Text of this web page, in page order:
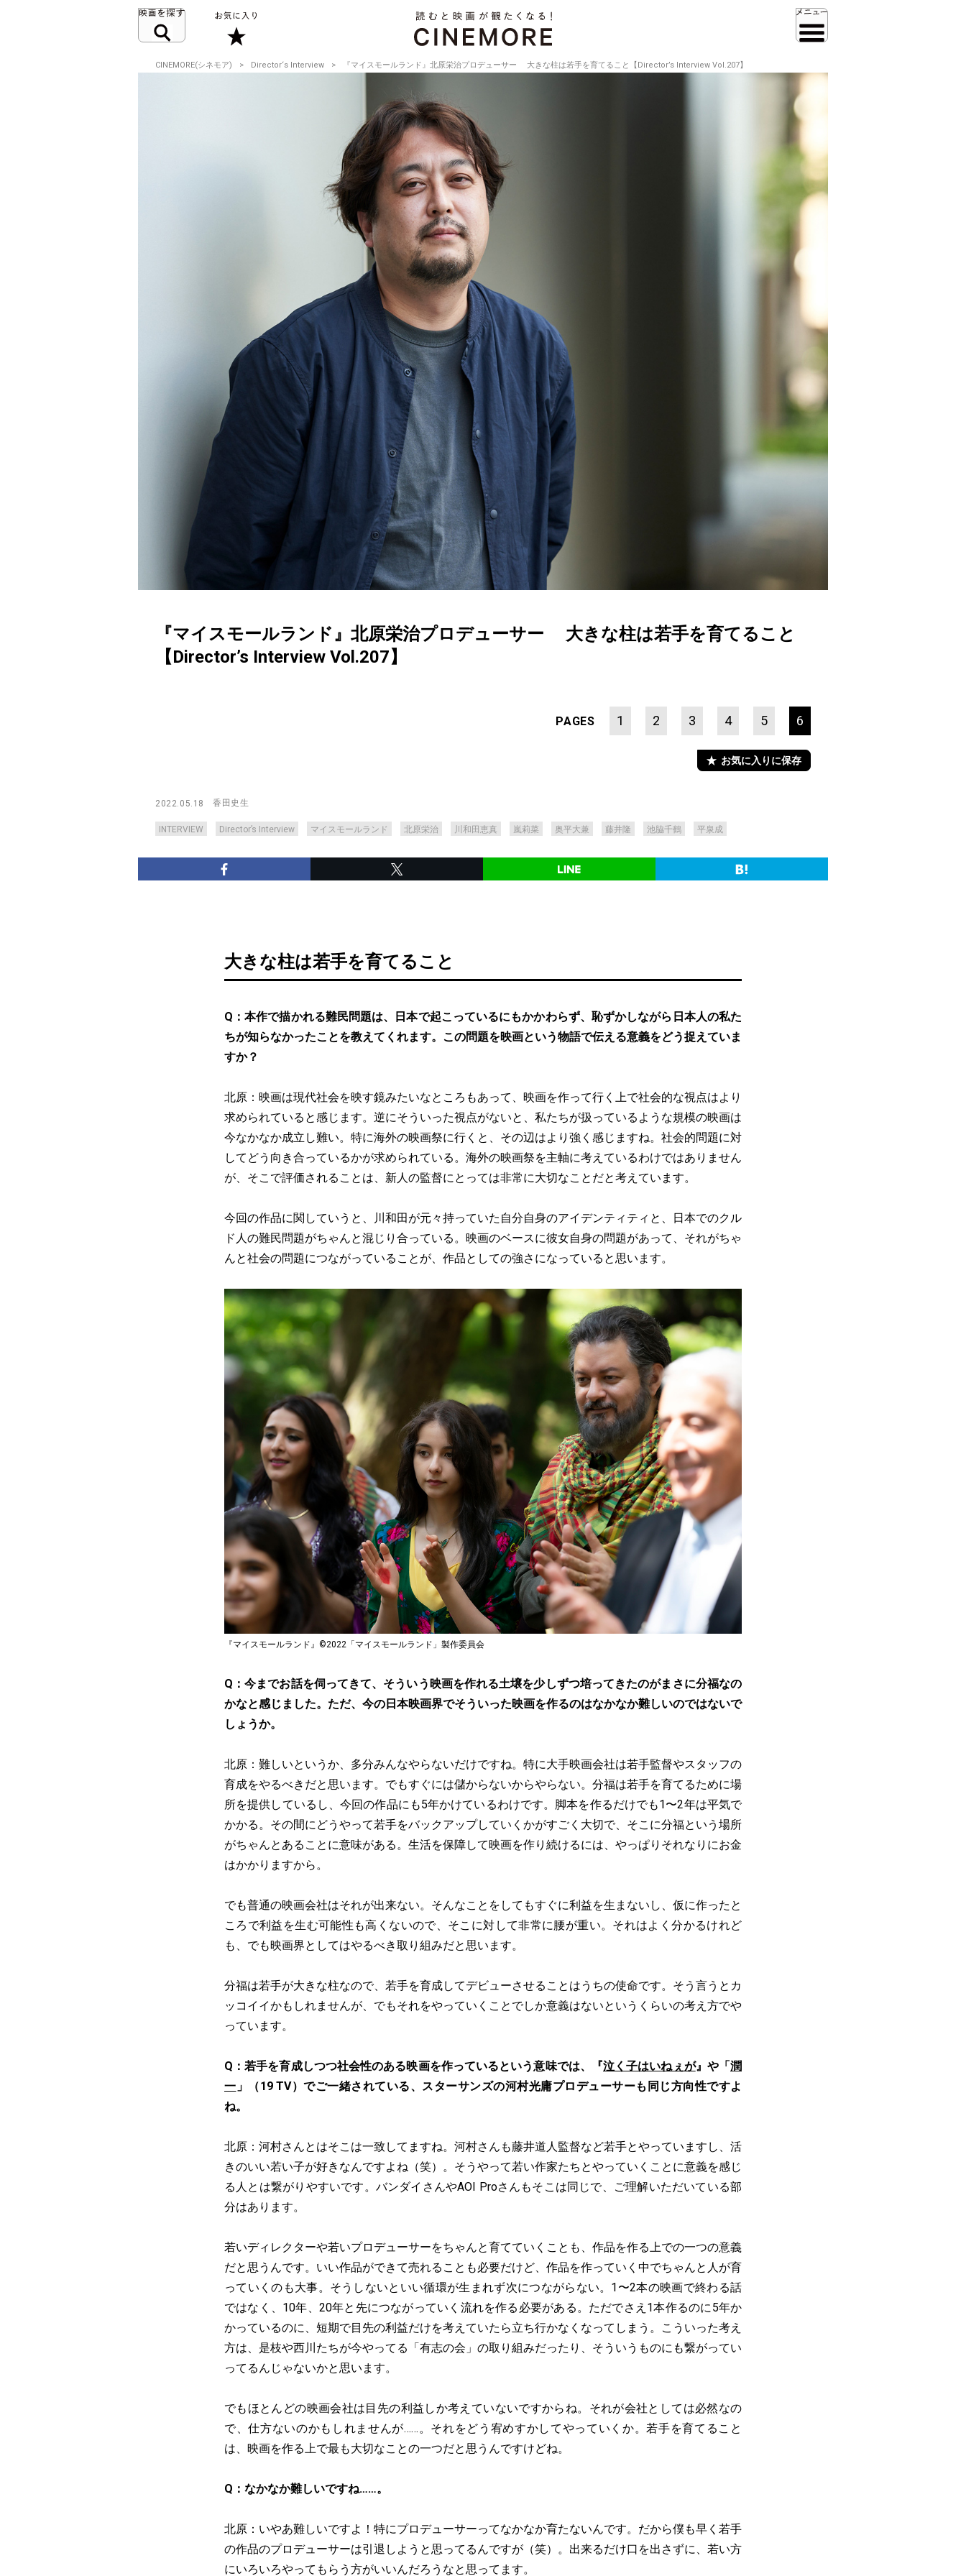
CINEMORE(シネモア) Director‘s Interview 『マイスモールランド』北原栄治プロデューサー 大きな柱は若手を育てること【Director’s Interview Vol.207】
『マイスモールランド』北原栄治プロデューサー 大きな柱は若手を育てること
【Director’s Interview Vol.207】
PAGES 1 2 3 4 5 6
お気に入りに保存
2022.05.18 香田史生
INTERVIEW Director’s Interview マイスモールランド 北原栄治 川和田恵真 嵐莉菜 奥平大兼 藤井隆 池脇千鶴 平泉成
大きな柱は若手を育てること
Q：本作で描かれる難民問題は、日本で起こっているにもかかわらず、恥ずかしながら日本人の私た
ちが知らなかったことを教えてくれます。この問題を映画という物語で伝える意義をどう捉えていま
すか？
北原：映画は現代社会を映す鏡みたいなところもあって、映画を作って行く上で社会的な視点はより
求められていると感じます。逆にそういった視点がないと、私たちが扱っているような規模の映画は
今なかなか成立し難い。特に海外の映画祭に行くと、その辺はより強く感じますね。社会的問題に対
してどう向き合っているかが求められている。海外の映画祭を主軸に考えているわけではありません
が、そこで評価されることは、新人の監督にとっては非常に大切なことだと考えています。
今回の作品に関していうと、川和田が元々持っていた自分自身のアイデンティティと、日本でのクル
ド人の難民問題がちゃんと混じり合っている。映画のベースに彼女自身の問題があって、それがちゃ
んと社会の問題につながっていることが、作品としての強さになっていると思います。
『マイスモールランド』©2022「マイスモールランド」製作委員会
Q：今までお話を伺ってきて、そういう映画を作れる土壌を少しずつ培ってきたのがまさに分福なの
かなと感じました。ただ、今の日本映画界でそういった映画を作るのはなかなか難しいのではないで
しょうか。
北原：難しいというか、多分みんなやらないだけですね。特に大手映画会社は若手監督やスタッフの
育成をやるべきだと思います。でもすぐには儲からないからやらない。分福は若手を育てるために場
所を提供しているし、今回の作品にも5年かけているわけです。脚本を作るだけでも1〜2年は平気で
かかる。その間にどうやって若手をバックアップしていくかがすごく大切で、そこに分福という場所
がちゃんとあることに意味がある。生活を保障して映画を作り続けるには、やっぱりそれなりにお金
はかかりますから。
でも普通の映画会社はそれが出来ない。そんなことをしてもすぐに利益を生まないし、仮に作ったと
ころで利益を生む可能性も高くないので、そこに対して非常に腰が重い。それはよく分かるけれど
も、でも映画界としてはやるべき取り組みだと思います。
分福は若手が大きな柱なので、若手を育成してデビューさせることはうちの使命です。そう言うとカ
ッコイイかもしれませんが、でもそれをやっていくことでしか意義はないというくらいの考え方でや
っています。
Q：若手を育成しつつ社会性のある映画を作っているという意味では、『泣く子はいねぇが』や「潤
一 」（19 TV）でご一緒されている、スターサンズの河村光庸プロデューサーも同じ方向性ですよ
ね。
北原：河村さんとはそこは一致してますね。河村さんも藤井道人監督など若手とやっていますし、活
きのいい若い子が好きなんですよね（笑）。そうやって若い作家たちとやっていくことに意義を感じ
る人とは繋がりやすいです。バンダイさんやAOI Proさんもそこは同じで、ご理解いただいている部
分はあります。
若いディレクターや若いプロデューサーをちゃんと育てていくことも、作品を作る上での一つの意義
だと思うんです。いい作品ができて売れることも必要だけど、作品を作っていく中でちゃんと人が育
っていくのも大事。そうしないといい循環が生まれず次につながらない。1〜2本の映画で終わる話
ではなく、10年、20年と先につながっていく流れを作る必要がある。ただでさえ1本作るのに5年か
かっているのに、短期で目先の利益だけを考えていたら立ち行かなくなってしまう。こういった考え
方は、是枝や西川たちが今やってる「有志の会」の取り組みだったり、そういうものにも繋がってい
ってるんじゃないかと思います。
でもほとんどの映画会社は目先の利益しか考えていないですからね。それが会社としては必然なの
で、仕方ないのかもしれませんが……。それをどう宥めすかしてやっていくか。若手を育てること
は、映画を作る上で最も大切なことの一つだと思うんですけどね。
Q：なかなか難しいですね……。
北原：いやあ難しいですよ！特にプロデューサーってなかなか育たないんです。だから僕も早く若手
の作品のプロデューサーは引退しようと思ってるんですが（笑）。出来るだけ口を出さずに、若い方
にいろいろやってもらう方がいいんだろうなと思ってます。